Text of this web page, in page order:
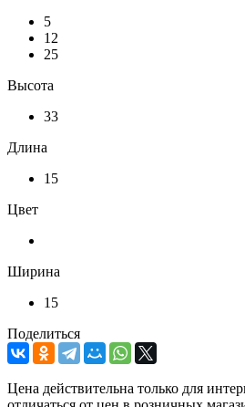
5
12
25
Высота
33
Длина
15
Цвет
Ширина
15
Поделиться
Цена действительна только для